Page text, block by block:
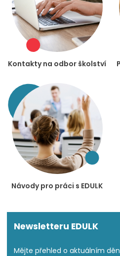
Kontakty na odbor školství
Návody pro práci s EDULK
Newsletteru EDULK
Mějte přehled o aktuálním dění